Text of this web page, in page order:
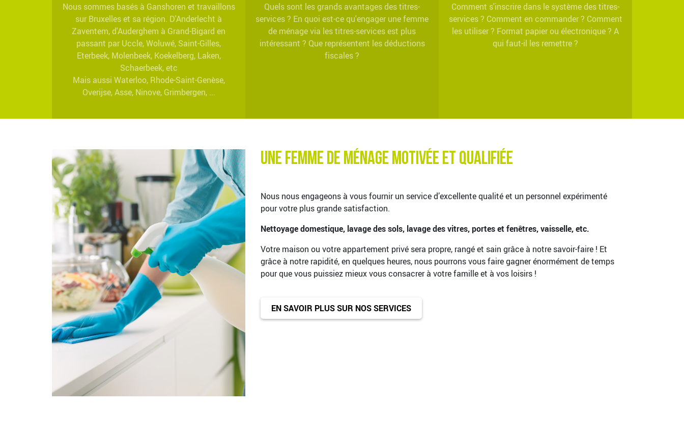
Nous sommes basés à Ganshoren et travaillons
sur Bruxelles et sa région. D'Anderlecht à
Zaventem, d'Auderghem à Grand-Bigard en
passant par Uccle, Woluwé, Saint-Gilles,
Eterbeek, Molenbeek, Koekelberg, Laken,
Schaerbeek, etc
Mais aussi Waterloo, Rhode-Saint-Genèse,
Overijse, Asse, Ninove, Grimbergen, ...
Quels sont les grands avantages des titres-
services ? En quoi est-ce qu'engager une femme
de ménage via les titres-services est plus
intéressant ? Que représentent les déductions
fiscales ?
Comment s'inscrire dans le système des titres-
services ? Comment en commander ? Comment
les utiliser ? Format papier ou électronique ? A
qui faut-il les remettre ?
Une Femme de Ménage motivée et qualifiée
Nous nous engageons à vous fournir un service d’excellente qualité et un personnel expérimenté
pour votre plus grande satisfaction.
Nettoyage domestique, lavage des sols, lavage des vitres, portes et fenêtres, vaisselle, etc.
Votre maison ou votre appartement privé sera propre, rangé et sain grâce à notre savoir-faire ! Et
grâce à notre rapidité, en quelques heures, nous pourrons vous faire gagner énormément de temps
pour que vous puissiez mieux vous consacrer à votre famille et à vos loisirs !
EN SAVOIR PLUS SUR NOS SERVICES